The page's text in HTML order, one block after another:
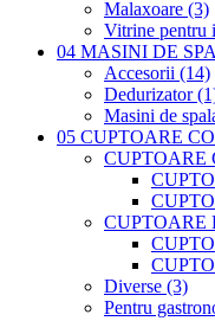
Malaxoare (3)
Vitrine pentru
04 MASINI DE
Accesorii (14)
Dedurizator
Masini de
05 CUPTOARE
CUPTOARE
CUPTOARE
Diverse (3)
Pentru